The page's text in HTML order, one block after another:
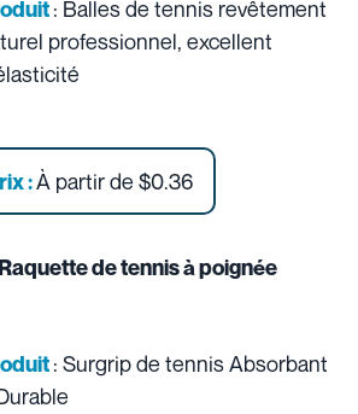
: Balles de tennis revêtement
professionnel, excellent
:À partir de $0.36
de tennis à poignée
: Surgrip de tennis Absorbant